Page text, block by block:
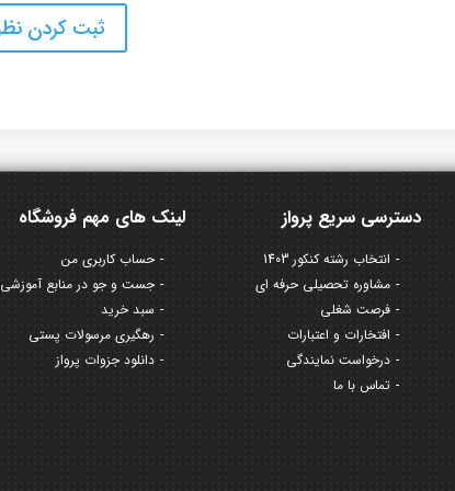
لینک های مهم فروشگاه
حساب کاربری من
جست و جو در منابع آموزشی
سبد خرید
رهگیری مرسولات پستی
دانلود جزوات پرواز
دسترسی سریع پرواز
انتخاب رشته کنکور 1403
مشاوره تحصیلی حرفه ای
فرصت شغلی
افتخارات و اعتبارات
درخواست نمایندگی
تماس با ما